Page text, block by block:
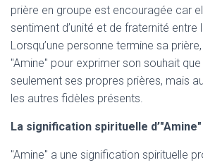
prière en groupe est encouragée car
sentiment d’unité et de fraternité entre
Lorsqu’une personne termine sa
"Amine" pour exprimer son souhait
seulement ses propres prières, mais
les autres fidèles présents.
La signification spirituelle d’"Amine"
"Amine" a une signification spirituelle